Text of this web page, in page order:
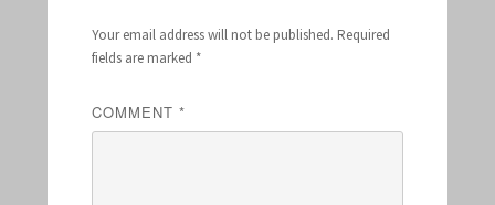
Your email address will not be published. Required
fields are marked *
COMMENT *